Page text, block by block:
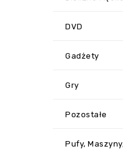
DVD
Gadżety
Gry
Pozostałe
Pufy,